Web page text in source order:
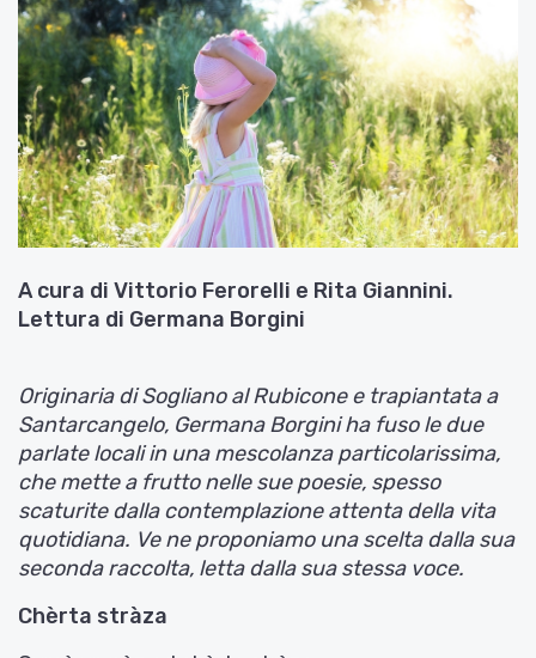
A cura di Vittorio Ferorelli e Rita Giannini.
Lettura di Germana Borgini
Originaria di Sogliano al Rubicone e trapiantata a
Santarcangelo, Germana Borgini ha fuso le due
parlate locali in una mescolanza particolarissima,
che mette a frutto nelle sue poesie, spesso
scaturite dalla contemplazione attenta della vita
quotidiana. Ve ne proponiamo una scelta dalla sua
seconda raccolta, letta dalla sua stessa voce.
Chèrta stràza